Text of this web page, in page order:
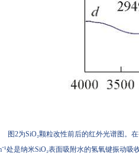
图2为SiO₂颗粒改性前后的红外光谱图。
处是纳米SiO₂表面吸附水的氢氧键振动吸